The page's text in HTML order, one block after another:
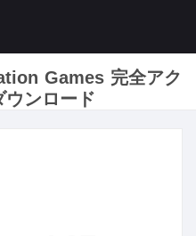
Games 完全アク
ンロード